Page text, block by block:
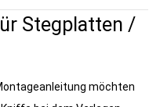
Stegplatten /
möchten